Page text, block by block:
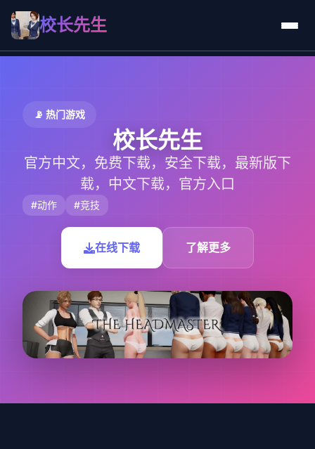
校长先生
📡 热门游戏
校长先生
官方中文，免费下载，安全下载，最新版下
载，中文下载，官方入口
#动作 #竞技
在线下载 了解更多